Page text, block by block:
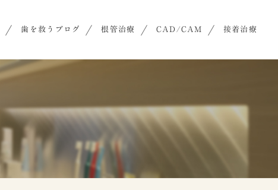
歯を救うブログ 根管治療 CAD/CAM 接着治療